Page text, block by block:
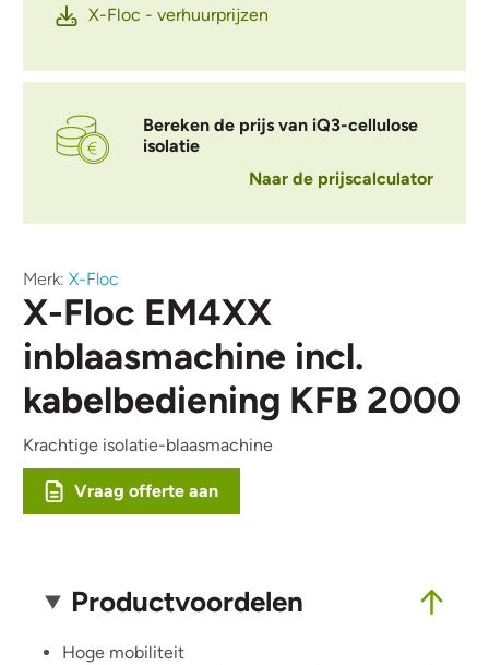
X-Floc - verhuurprijzen
Bereken de prijs van iQ3-cellulose
isolatie
Naar de prijscalculator
Merk:X-Floc
X-Floc EM4XX
inblaasmachine incl.
kabelbediening KFB 2000
Krachtige isolatie-blaasmachine
Vraag offerte aan
Productvoordelen
Hoge mobiliteit